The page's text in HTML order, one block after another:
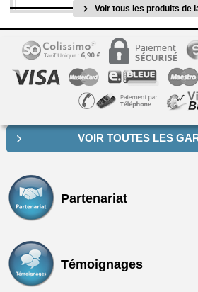
Voir tous les produits de
VOIR TOUTES LES
Partenariat
Témoignages